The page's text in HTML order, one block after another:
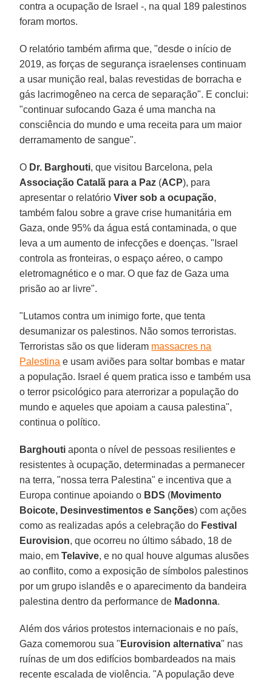
contra a ocupação de Israel -, na qual 189 palestinos
foram mortos.
O relatório também afirma que, "desde o início de
2019, as forças de segurança israelenses continuam
a usar munição real, balas revestidas de borracha e
gás lacrimogêneo na cerca de separação". E conclui:
"continuar sufocando Gaza é uma mancha na
consciência do mundo e uma receita para um maior
derramamento de sangue".
O Dr. Barghouti, que visitou Barcelona, pela
Associação Catalã para a Paz (ACP), para
apresentar o relatórioViver sob a ocupação,
também falou sobre a grave crise humanitária em
Gaza, onde 95% da água está contaminada, o que
leva a um aumento de infecções e doenças. "Israel
controla as fronteiras, o espaço aéreo, o campo
eletromagnético e o mar. O que faz de Gaza uma
prisão ao ar livre".
"Lutamos contra um inimigo forte, que tenta
desumanizar os palestinos. Não somos terroristas.
Terroristas são os que lideram massacres na
Palestina e usam aviões para soltar bombas e matar
a população. Israel é quem pratica isso e também usa
o terror psicológico para aterrorizar a população do
mundo e aqueles que apoiam a causa palestina",
continua o político.
Barghouti aponta o nível de pessoas resilientes e
resistentes à ocupação, determinadas a permanecer
na terra, "nossa terra Palestina" e incentiva que a
Europa continue apoiando o BDS (Movimento
Boicote, Desinvestimentos e Sanções) com ações
como as realizadas após a celebração do Festival
Eurovision, que ocorreu no último sábado, 18 de
maio, emTelavive, e no qual houve algumas alusões
ao conflito, como a exposição de símbolos palestinos
por um grupo islandês e o aparecimento da bandeira
palestina dentro da performance de Madonna.
Além dos vários protestos internacionais e no país,
Gaza comemorou sua " Eurovision alternativa" nas
ruínas de um dos edifícios bombardeados na mais
recente escalada de violência. "A população deve